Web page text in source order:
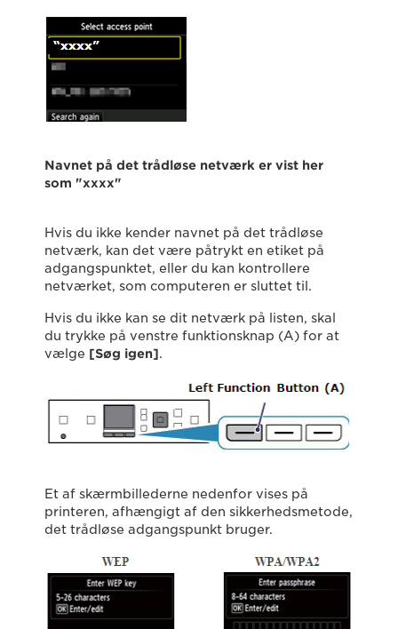
Navnet på det trådløse netværk er vist her
som "xxxx"
Hvis du ikke kender navnet på det trådløse
netværk, kan det være påtrykt en etiket på
adgangspunktet, eller du kan kontrollere
netværket, som computeren er sluttet til.
Hvis du ikke kan se dit netværk på listen, skal
du trykke på venstre funktionsknap (A) for at
vælge [Søg igen].
Et af skærmbillederne nedenfor vises på
printeren, afhængigt af den sikkerhedsmetode,
det trådløse adgangspunkt bruger.